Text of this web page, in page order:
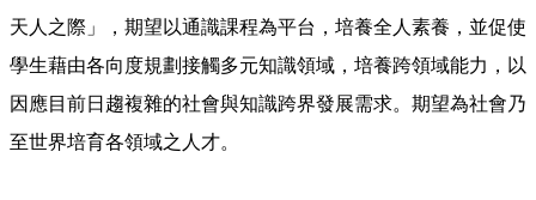
天人之際」，期望以通識課程為平台，培養全人素養，並促使
學生藉由各向度規劃接觸多元知識領域，培養跨領域能力，以
因應目前日趨複雜的社會與知識跨界發展需求。期望為社會乃
至世界培育各領域之人才。